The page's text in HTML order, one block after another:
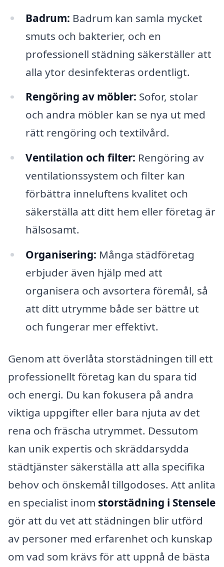
Badrum: Badrum kan samla mycket
smuts och bakterier, och en
professionell städning säkerställer att
alla ytor desinfekteras ordentligt.
Rengöring av möbler: Sofor, stolar
och andra möbler kan se nya ut med
rätt rengöring och textilvård.
Ventilation och filter: Rengöring av
ventilationssystem och filter kan
förbättra inneluftens kvalitet och
säkerställa att ditt hem eller företag är
hälsosamt.
Organisering: Många städföretag
erbjuder även hjälp med att
organisera och avsortera föremål, så
att ditt utrymme både ser bättre ut
och fungerar mer effektivt.
Genom att överlåta storstädningen till ett
professionellt företag kan du spara tid
och energi. Du kan fokusera på andra
viktiga uppgifter eller bara njuta av det
rena och fräscha utrymmet. Dessutom
kan unik expertis och skräddarsydda
städtjänster säkerställa att alla specifika
behov och önskemål tillgodoses. Att anlita
en specialist inom storstädning i Stensele
gör att du vet att städningen blir utförd
av personer med erfarenhet och kunskap
om vad som krävs för att uppnå de bästa